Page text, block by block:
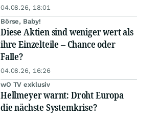
04.08.26, 18:01
Börse, Baby!
Diese Aktien sind weniger wert als
ihre Einzelteile – Chance oder
Falle?
04.08.26, 16:26
wO TV exklusiv
Hellmeyer warnt: Droht Europa
die nächste Systemkrise?